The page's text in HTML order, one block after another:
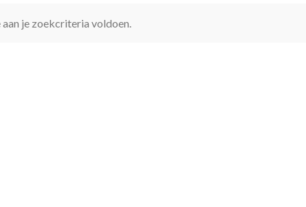
je zoekcriteria voldoen.